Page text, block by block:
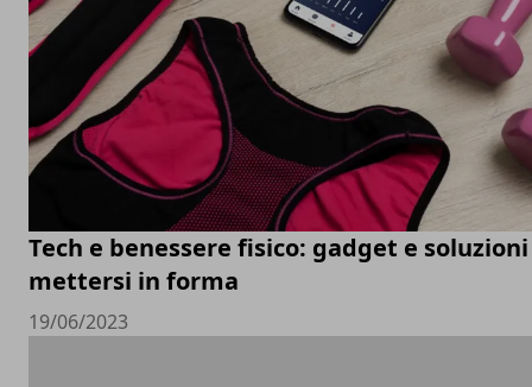
Tech e benessere fisico: gadget e
mettersi in forma
19/06/2023